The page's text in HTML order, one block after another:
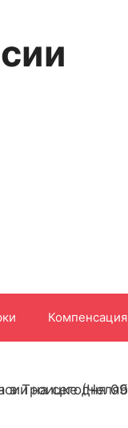
Компенсация